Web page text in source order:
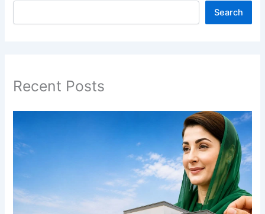
Search
Recent Posts